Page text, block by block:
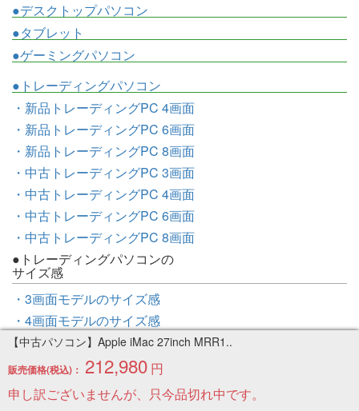
【中古パソコン】Apple iMac 27inch MRR1..
販売価格(税込)： 212,980 円
申し訳ございませんが、只今品切れ中です。
●デスクトップパソコン
●タブレット
●ゲーミングパソコン
●トレーディングパソコン
・新品トレーディングPC 4画面
・新品トレーディングPC 6画面
・新品トレーディングPC 8画面
・中古トレーディングPC 3画面
・中古トレーディングPC 4画面
・中古トレーディングPC 6画面
・中古トレーディングPC 8画面
●トレーディングパソコンの
サイズ感
・3画面モデルのサイズ感
・4画面モデルのサイズ感
・6画面モデルのサイズ感
・8画面モデルのサイズ感
●ワークステーション